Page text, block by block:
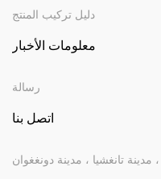
دليل تركيب المنتج
معلومات الأخبار
رسالة
اتصل بنا